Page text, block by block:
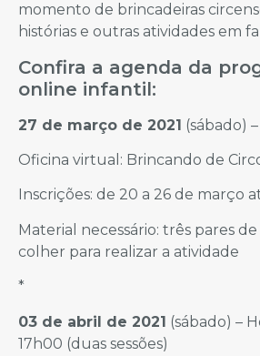
momento de brincadeiras
histórias e outras atividades em
Confira a agenda da
online infantil:
27 de março de 2021 (sábado)
Oficina virtual: Brincando de
Inscrições: de 20 a 26 de março
Material necessário: três pares
colher para realizar a atividade
*
03 de abril de 2021 (sábado) –
17h00 (duas sessões)